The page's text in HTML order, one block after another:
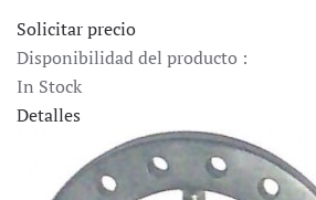
Solicitar precio
Disponibilidad del producto :
In Stock
Detalles